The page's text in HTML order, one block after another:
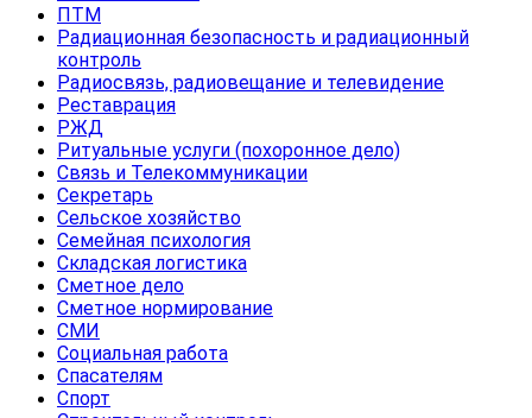
ПТМ
Радиационная безопасность и радиационный
контроль
Радиосвязь, радиовещание и телевидение
Реставрация
РЖД
Ритуальные услуги (похоронное дело)
Связь и Телекоммуникации
Секретарь
Сельское хозяйство
Семейная психология
Складская логистика
Сметное дело
Сметное нормирование
СМИ
Социальная работа
Спасателям
Спорт